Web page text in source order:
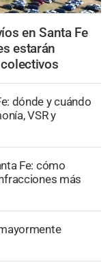
en Santa Fe
estarán
dónde y cuándo
VSR y
Fe: cómo
más